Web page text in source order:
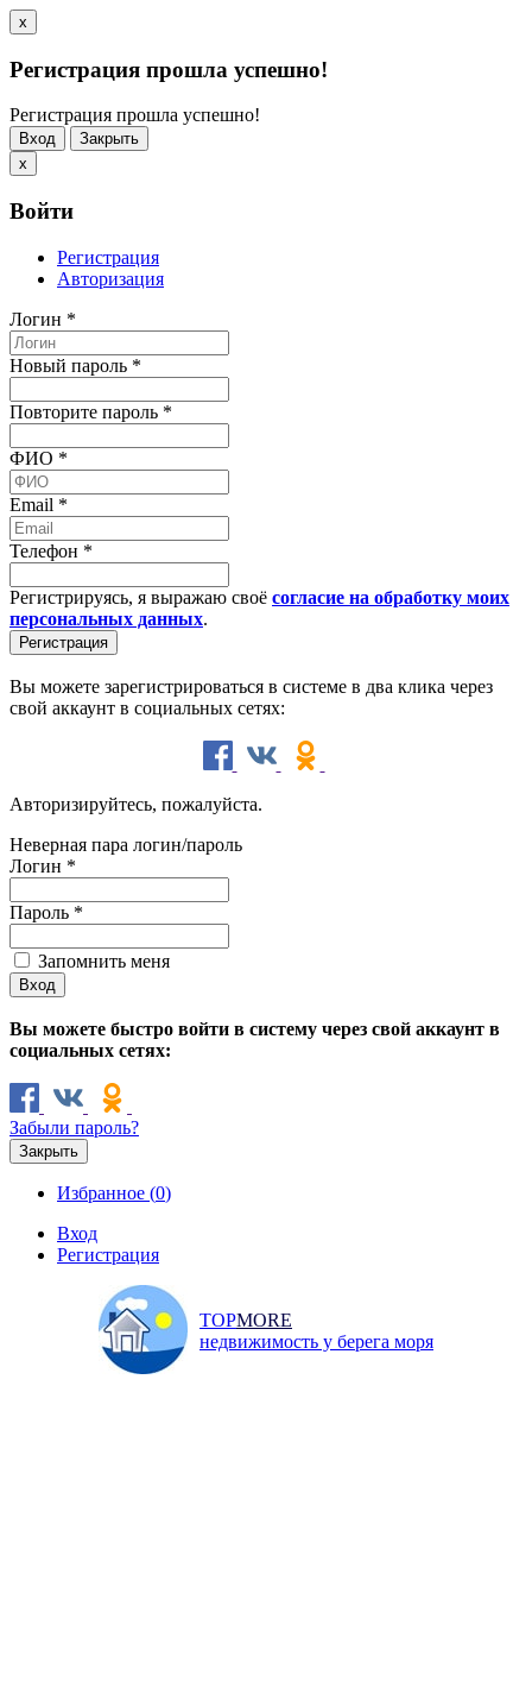
x
Регистрация прошла успешно!
Регистрация прошла успешно!
Вход
Закрыть
x
Войти
Регистрация
Авторизация
Логин *
Новый пароль *
Повторите пароль *
ФИО *
Email *
Телефон *
Регистрируясь, я выражаю своё согласие на обработку моих
персональных данных.
Вы можете зарегистрироваться в системе в два клика через
свой аккаунт в социальных сетях:
Авторизируйтесь, пожалуйста.
Неверная пара логин/пароль
Логин *
Пароль *
Запомнить меня
Вы можете быстро войти в систему через свой аккаунт в
социальных сетях:
Забыли пароль?
Закрыть
Избранное (0)
Вход
Регистрация
TOPMORE
недвижимость у берега моря